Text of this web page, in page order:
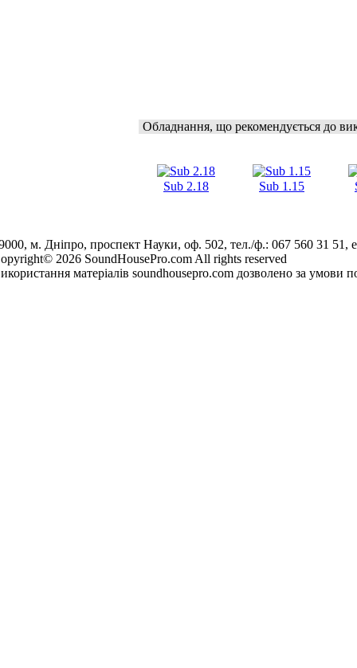
Обладнання, що рекомендується до
Sub 2.18 Sub 1.15
м. Дніпро, проспект Науки, оф. 502, тел./ф.: 067 560 31 51,
2026 SoundHousePro.com All rights reserved
матеріалів soundhousepro.com дозволено за умови